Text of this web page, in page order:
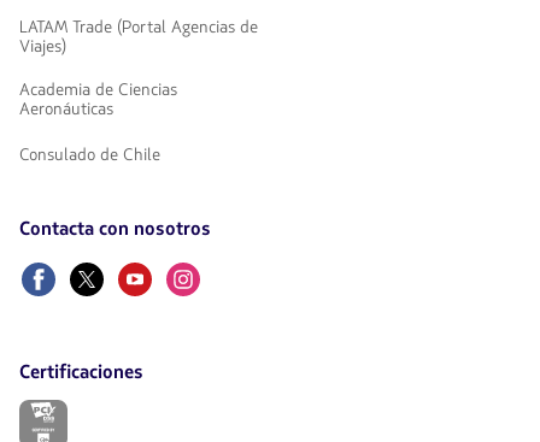
LATAM Trade (Portal Agencias de
Viajes)
Academia de Ciencias
Aeronáuticas
Consulado de Chile
Contacta con nosotros
FacebookTwitterYoutubeInstagram
Certificaciones
El